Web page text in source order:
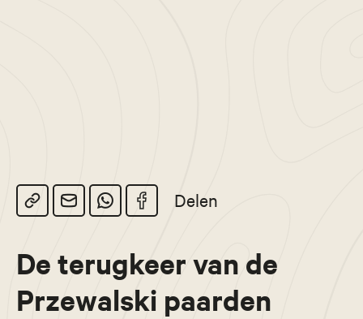
Delen
De terugkeer van de
Przewalski paarden